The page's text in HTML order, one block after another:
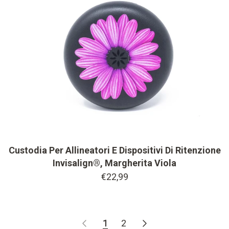
Custodia Per Allineatori E Dispositivi Di Ritenzione
Invisalign®, Margherita Viola
€22,99
1 2